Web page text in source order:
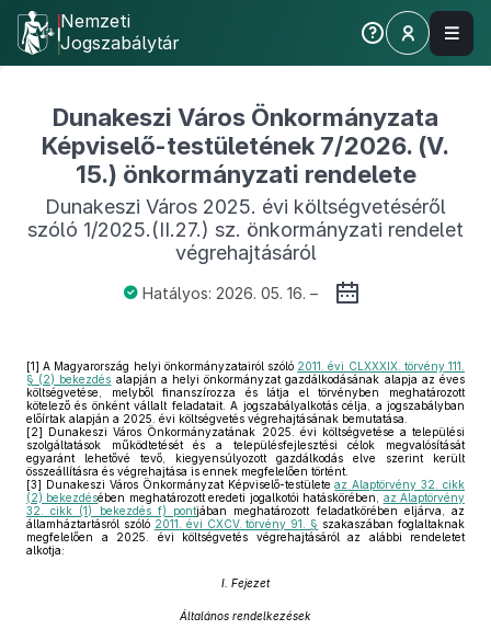
Nemzeti
Jogszabálytár
Dunakeszi Város Önkormányzata
Képviselő-testületének 7/2026. (V.
15.) önkormányzati rendelete
Dunakeszi Város 2025. évi költségvetéséről
szóló 1/2025.(II.27.) sz. önkormányzati rendelet
végrehajtásáról
Hatályos: 2026. 05. 16. –
[1] A Magyarország helyi önkormányzatairól szóló 2011. évi CLXXXIX. törvény 111.
§ (2) bekezdés alapján a helyi önkormányzat gazdálkodásának alapja az éves
költségvetése, melyből finanszírozza és látja el törvényben meghatározott
kötelező és önként vállalt feladatait. A jogszabályalkotás célja, a jogszabályban
előírtak alapján a 2025. évi költségvetés végrehajtásának bemutatása.
[2] Dunakeszi Város Önkormányzatának 2025. évi költségvetése a települési
szolgáltatások működtetését és a településfejlesztési célok megvalósítását
egyaránt lehetővé tevő, kiegyensúlyozott gazdálkodás elve szerint került
összeállításra és végrehajtása is ennek megfelelően történt.
[3] Dunakeszi Város Önkormányzat Képviselő-testületeaz Alaptörvény 32. cikk
(2) bekezdésében meghatározott eredeti jogalkotói hatáskörében, az Alaptörvény
32. cikk (1) bekezdés f) pontjában meghatározott feladatkörében eljárva, az
államháztartásról szóló 2011. évi CXCV. törvény 91. § szakaszában foglaltaknak
megfelelően a 2025. évi költségvetés végrehajtásáról az alábbi rendeletet
alkotja:
I. Fejezet
Általános rendelkezések